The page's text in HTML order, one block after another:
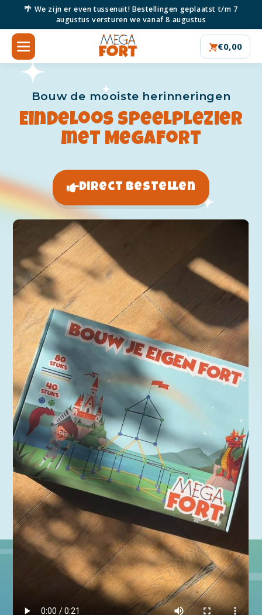
naar de
🌴 We zijn er even tussenuit! Bestellingen geplaatst t/m 7
augustus versturen we vanaf 8 augustus
Home
Inspiratie
Zakelijk
Shop
€0,00
Bouw de mooiste herinneringen
Eindeloos speelplezier
met MegaFort
Direct bestellen